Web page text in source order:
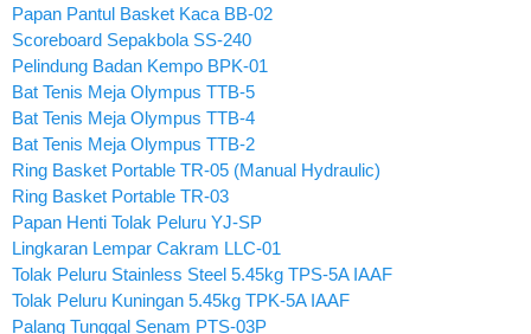
Papan Pantul Basket Kaca BB-02
Scoreboard Sepakbola SS-240
Pelindung Badan Kempo BPK-01
Bat Tenis Meja Olympus TTB-5
Bat Tenis Meja Olympus TTB-4
Bat Tenis Meja Olympus TTB-2
Ring Basket Portable TR-05 (Manual Hydraulic)
Ring Basket Portable TR-03
Papan Henti Tolak Peluru YJ-SP
Lingkaran Lempar Cakram LLC-01
Tolak Peluru Stainless Steel 5.45kg TPS-5A IAAF
Tolak Peluru Kuningan 5.45kg TPK-5A IAAF
Palang Tunggal Senam PTS-03P